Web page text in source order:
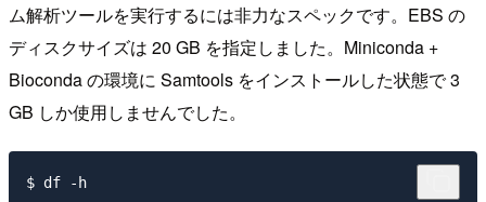
ム解析ツールを実行するには非力なスペックです。EBS の
ディスクサイズは 20 GB を指定しました。Miniconda +
Bioconda の環境に Samtools をインストールした状態で 3
GB しか使用しませんでした。
$ df -h